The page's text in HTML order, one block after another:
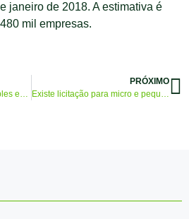
janeiro de 2018. A estimativa é
mil empresas.
Empresas retiradas do Simples em janeiro podem aderir ao Refis
PRÓXIMO
Existe licitação para micro e pequenas empresas?